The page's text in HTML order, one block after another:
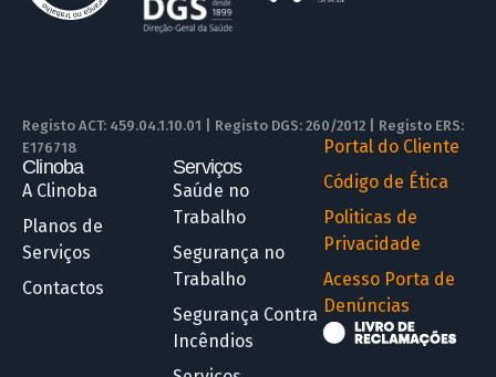
Registo ACT: 459.04.1.10.01 | Registo DGS: 260/2012 | Registo ERS:
E176718
Clinoba
A Clinoba
Planos de
Serviços
Contactos
Serviços
Saúde no
Trabalho
Segurança no
Trabalho
Segurança Contra
Incêndios
Portal do Cliente
Código de Ética
Politicas de
Privacidade
Acesso Porta de
Denúncias